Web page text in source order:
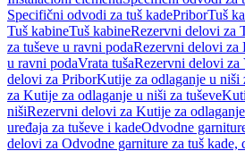
Specifični odvodi za tuš kadePriborTuš
Tuš kabineTuš kabineRezervni delovi za
za tuševe u ravni podaRezervni delovi za
u ravni podaVrata tušaRezervni delovi za
delovi za PriborKutije za odlaganje u niši
za Kutije za odlaganje u niši za tuševe
nišiRezervni delovi za Kutije za
uređaja za tuševe i kadeOdvodne
delovi za Odvodne garniture za tuš kade,